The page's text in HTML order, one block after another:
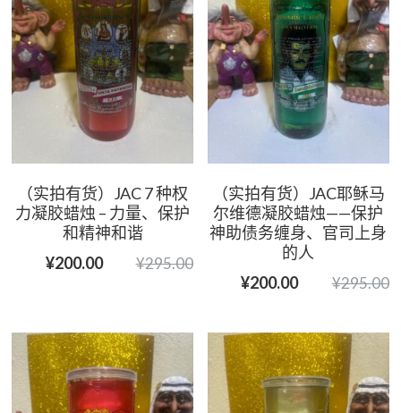
（实拍有货）JAC 7 种权
力凝胶蜡烛 – 力量、保护
和精神和谐
¥200.00
¥295.00
（实拍有货）JAC耶稣马
尔维德凝胶蜡烛——保护
神助债务缠身、官司上身
的人
¥200.00
¥295.00